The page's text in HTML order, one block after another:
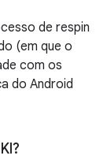
de respin
(em que o
com os
do Android